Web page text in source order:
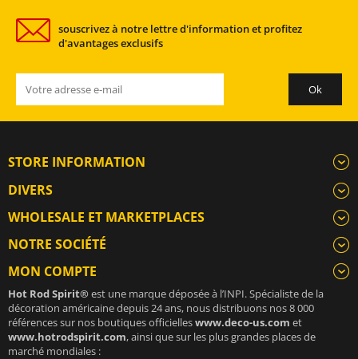
souscrivez à notre lettre d'information et profitez
d'avantages exclusifs
STORE INFORMATION
DIVERS
WHOLESALE ET MARKETPLACES
NOTRE SOCIÉTÉ
MON COMPTE
Hot Rod Spirit®est une marque déposée à l’INPI. Spécialiste de la
décoration américaine depuis 24 ans, nous distribuons nos 8 000
références sur nos boutiques officielleswww.deco-us.com et
www.hotrodspirit.com, ainsi que sur les plus grandes places de
marché mondiales :